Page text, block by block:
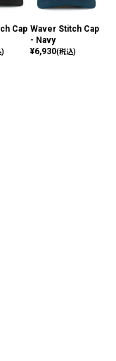
Cap
)
Waver Stitch Cap
- Navy
¥6,930(税込)